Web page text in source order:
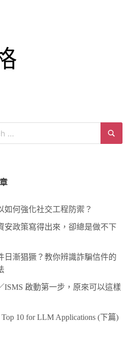
Search
如何強化社交工程防禦？
安政策寫得出來，卻總是做不下
日漸猖獗？教你辨識詐騙信件的
ISMS 啟動第一步，原來可以這樣
Top 10 for LLM Applications (下篇)